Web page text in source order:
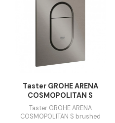
COSMOPOLITAN chrome
71.77 EUR / kom
DODAJ U KORPU